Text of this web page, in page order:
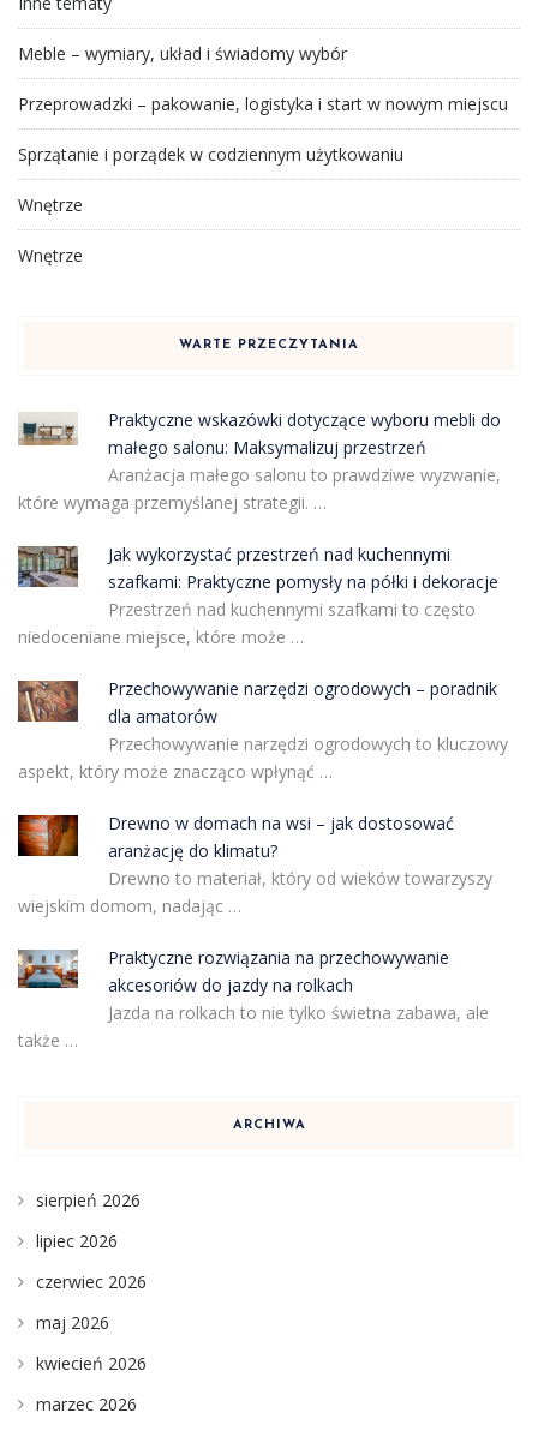
Meble – wymiary, układ i świadomy wybór
Przeprowadzki – pakowanie, logistyka i start w nowym miejscu
Sprzątanie i porządek w codziennym użytkowaniu
Wnętrze
Wnętrze
WARTE PRZECZYTANIA
Praktyczne wskazówki dotyczące wyboru mebli do
małego salonu: Maksymalizuj przestrzeń
Aranżacja małego salonu to prawdziwe wyzwanie,
które wymaga przemyślanej strategii. …
Jak wykorzystać przestrzeń nad kuchennymi
szafkami: Praktyczne pomysły na półki i dekoracje
Przestrzeń nad kuchennymi szafkami to często
niedoceniane miejsce, które może …
Przechowywanie narzędzi ogrodowych – poradnik
dla amatorów
Przechowywanie narzędzi ogrodowych to kluczowy
aspekt, który może znacząco wpłynąć …
Drewno w domach na wsi – jak dostosować
aranżację do klimatu?
Drewno to materiał, który od wieków towarzyszy
wiejskim domom, nadając …
Praktyczne rozwiązania na przechowywanie
akcesoriów do jazdy na rolkach
Jazda na rolkach to nie tylko świetna zabawa, ale
także …
ARCHIWA
sierpień 2026
lipiec 2026
czerwiec 2026
maj 2026
kwiecień 2026
marzec 2026